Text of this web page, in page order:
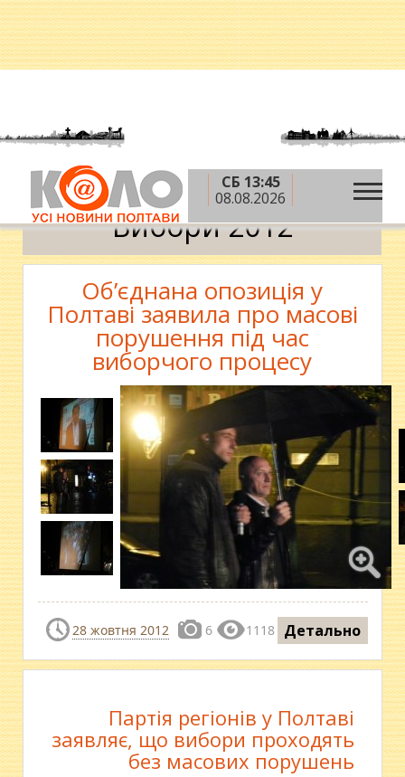
СБ 13:45
08.08.2026
Головна » Вибори 2012
Вибори 2012
Об’єднана опозиція у
Полтаві заявила про масові
порушення під час
виборчого процесу
28 жовтня 2012 6 1118 Детально
Партія регіонів у Полтаві
заявляє, що вибори проходять
без масових порушень